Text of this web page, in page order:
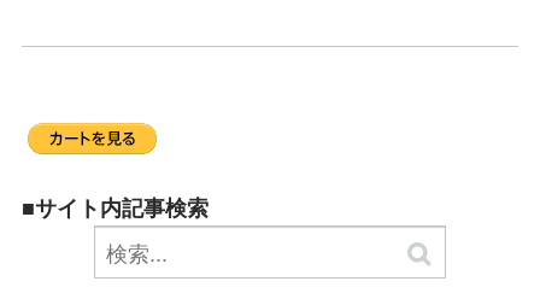
■サイト内記事検索